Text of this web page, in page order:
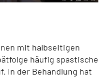
mit halbseitigen
häufig spastische
In der Behandlung hat